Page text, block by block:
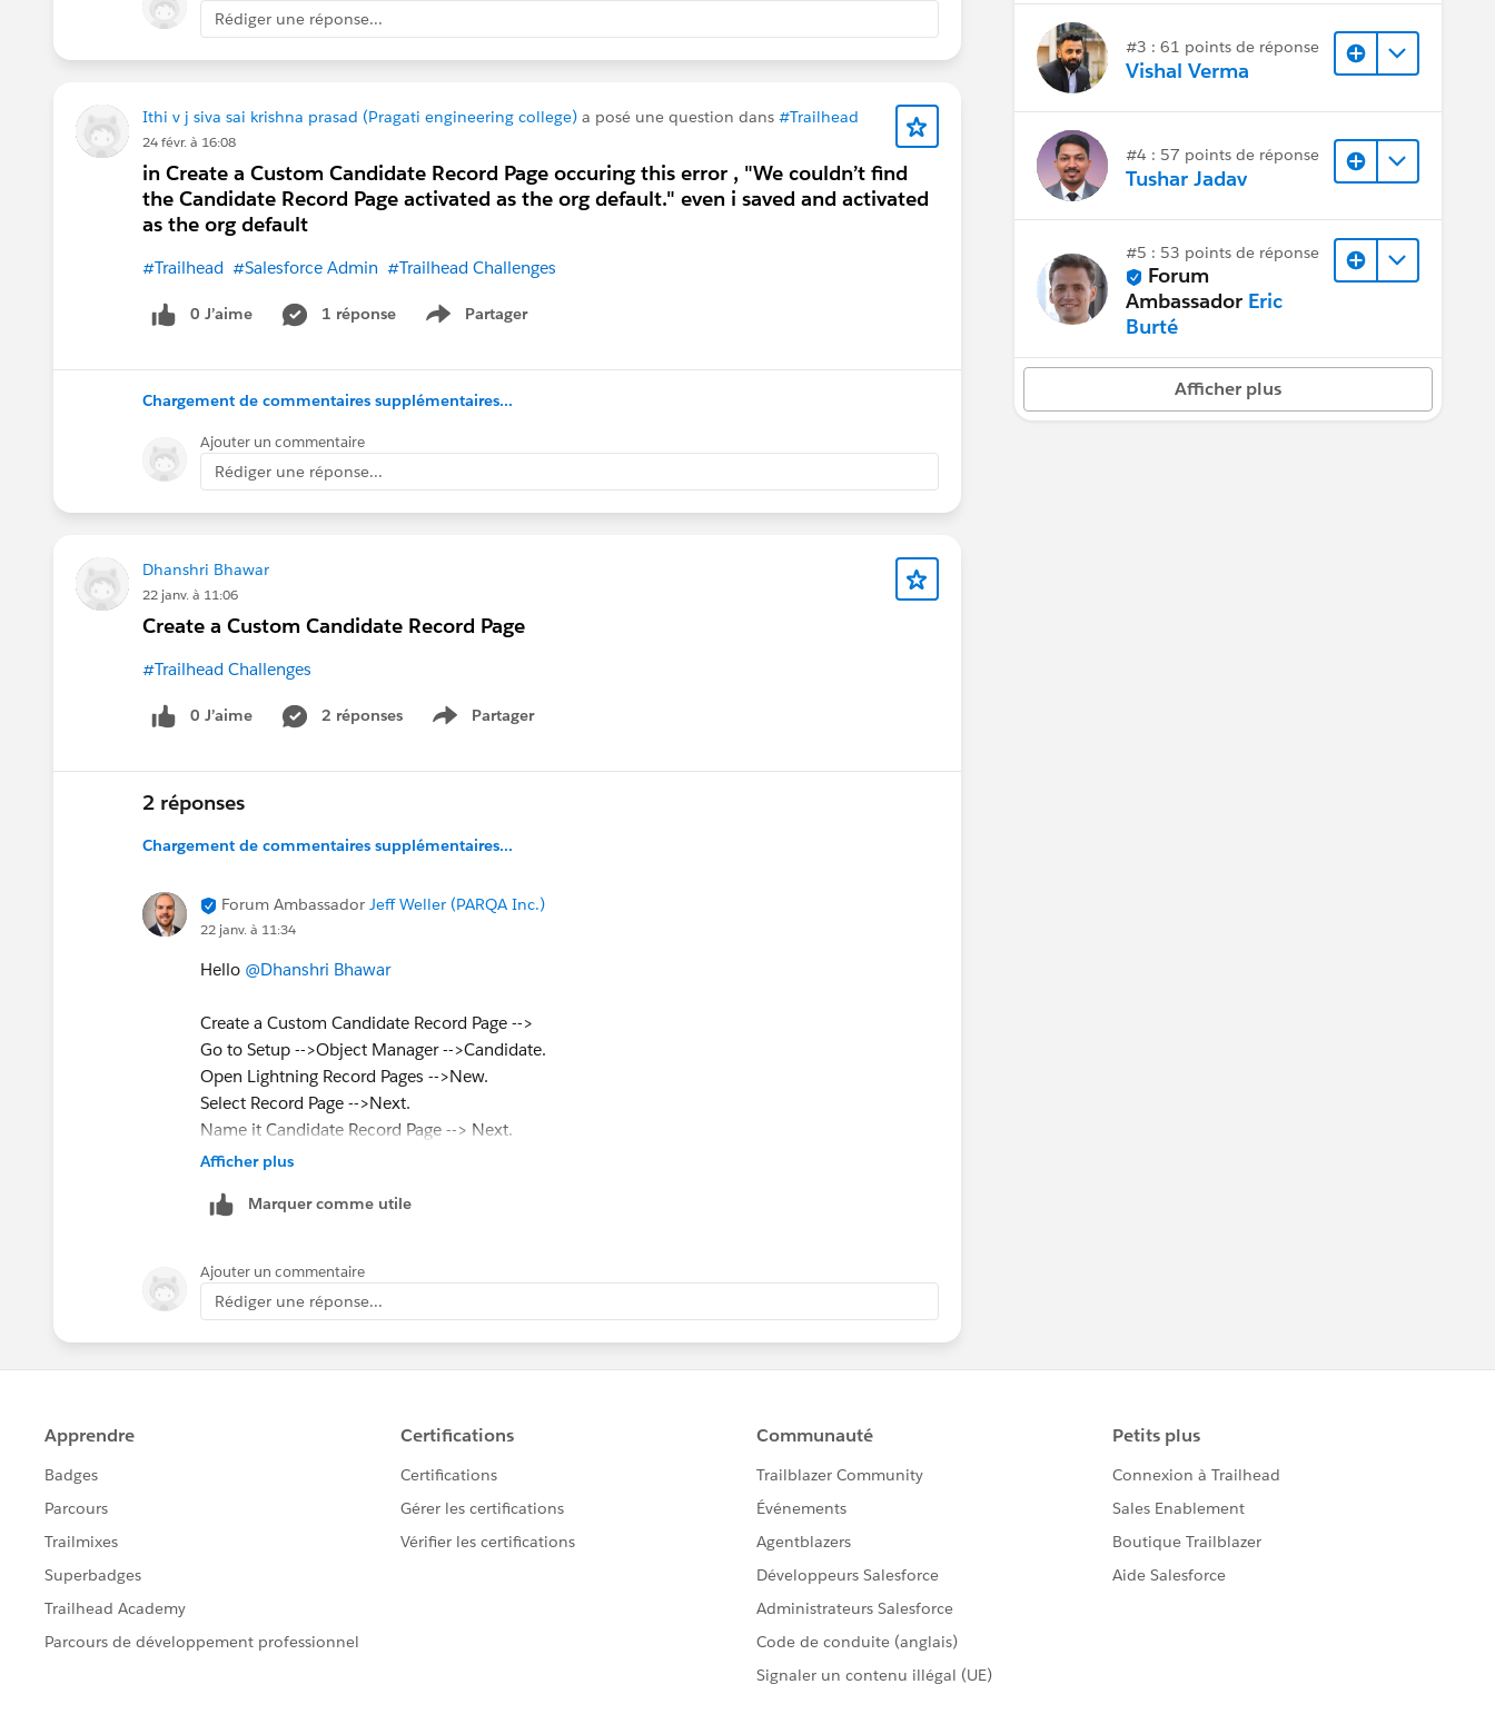
Tip:If the project references a pre-existing org with the object already configured, use the
Rédiger une réponse...
Ithi v j siva sai krishna prasad (Pragati engineering college) a posé une question dans #Trailhead
24 févr. à 16:08
in Create a Custom Candidate Record Page occuring this error , "We couldn’t find
the Candidate Record Page activated as the org default." even i saved and activated
as the org default
#Trailhead #Salesforce Admin #Trailhead Challenges
0 J’aime 1 réponse Partager
Show menu
Chargement de commentaires supplémentaires...
Ajouter un commentaire
Rédiger une réponse...
Dhanshri Bhawar
22 janv. à 11:06
Create a Custom Candidate Record Page
#Trailhead Challenges
0 J’aime 2 réponses Partager
Show menu
2 réponses
Chargement de commentaires supplémentaires...
Forum Ambassador Jeff Weller (PARQA Inc.)
22 janv. à 11:34
Hello @Dhanshri Bhawar
Create a Custom Candidate Record Page -->
Go to Setup -->Object Manager -->Candidate.
Open Lightning Record Pages -->New.
Select Record Page -->Next.
Name it Candidate Record Page --> Next.
Choose a template --> Finish.
Click Save --> Activate.
Open a Candidate record to confirm the page is applied.
Return to Trailhead and click Verify.
Afficher plus
Marquer comme utile
Ajouter un commentaire
Rédiger une réponse...
#3 : 61 points de réponse
Vishal Verma
#4 : 57 points de réponse
Tushar Jadav
#5 : 53 points de réponse
Forum
Ambassador Eric
Burté
Afficher plus